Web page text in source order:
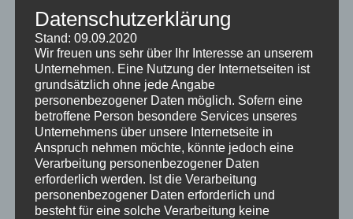
Es gibt noch lange kein entscheidendes Argument für
oder gegen das Fernsehen, einige Experten meinen,
dass wir uns anderen Freizeitbeschäftigungen
zuwenden sollten. Wenn Sie Fernsehen noch immer
entspannend finden, könnten Sie sich doch ein eigenes
Heimkino anschaffen.
Datenschutzerklärung
Stand: 09.09.2020
Wir freuen uns sehr über Ihr Interesse an unserem
Unternehmen. Eine Nutzung der Internetseiten ist
grundsätzlich ohne jede Angabe
personenbezogener Daten möglich. Sofern eine
betroffene Person besondere Services unseres
Unternehmens über unsere Internetseite in
Anspruch nehmen möchte, könnte jedoch eine
Verarbeitung personenbezogener Daten
erforderlich werden. Ist die Verarbeitung
personenbezogener Daten erforderlich und
besteht für eine solche Verarbeitung keine